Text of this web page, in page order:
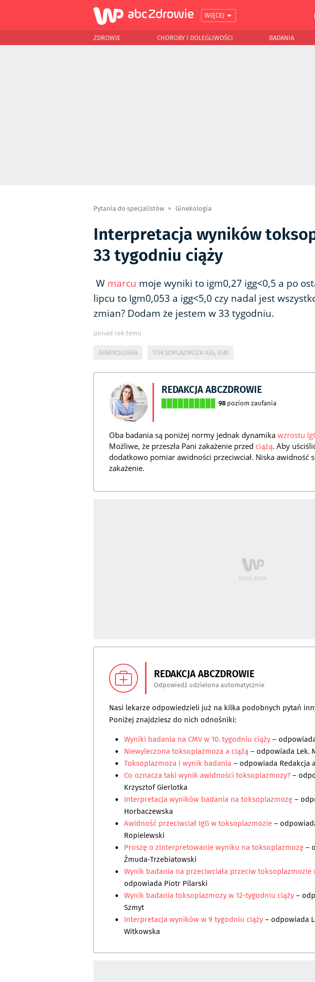
WIĘCEJ
ZDROWIE CHOROBY I DOLEGLIWOŚCI BADANIA
Pytania do specjalistów Ginekologia
Interpretacja wyników
33 tygodniu ciąży
W marcu moje wyniki to igm0,27 igg<0,5 a po
lipcu to Igm0,053 a igg<5,0 czy nadal jest
zmian? Dodam że jestem w 33 tygodniu.
ponad rok temu
GINEKOLOGIA TOKSOPLAZMOZA IGG, IGM
REDAKCJA ABCZDROWIE
98 poziom zaufania
Oba badania są poniżej normy jednak dynamika wzrostu
Możliwe, że przeszła Pani zakażenie przed ciążą. Aby
dodatkowo pomiar awidności przeciwciał. Niska awidność
zakażenie.
REDAKCJA ABCZDROWIE
Odpowiedź udzielona automatycznie
Nasi lekarze odpowiedzieli już na kilka podobnych pytań
Poniżej znajdziesz do nich odnośniki:
Wyniki badania na CMV w 10. tygodniu ciąży–
Niewyleczona toksoplazmoza a ciążą– odpowiada Lek.
Toksoplazmoza i wynik badania– odpowiada Redakcja
Co oznacza taki wynik awidności toksoplazmozy?–
Krzysztof Gierlotka
Interpretacja wyników badania na toksoplazmozę–
Horbaczewska
Awidność przeciwciał IgG w toksoplazmozie–
Ropielewski
Proszę o zinterpretowanie wyniku na toksoplazmozę–
Żmuda-Trzebiatowski
Wynik badania na przeciwciała przeciw toksoplazmozie
odpowiada Piotr Pilarski
Wynik badania toksoplazmozy w 12-tygodniu ciąży–
Szmyt
Interpretacja wyników w 9 tygodniu ciąży– odpowiada
Witkowska